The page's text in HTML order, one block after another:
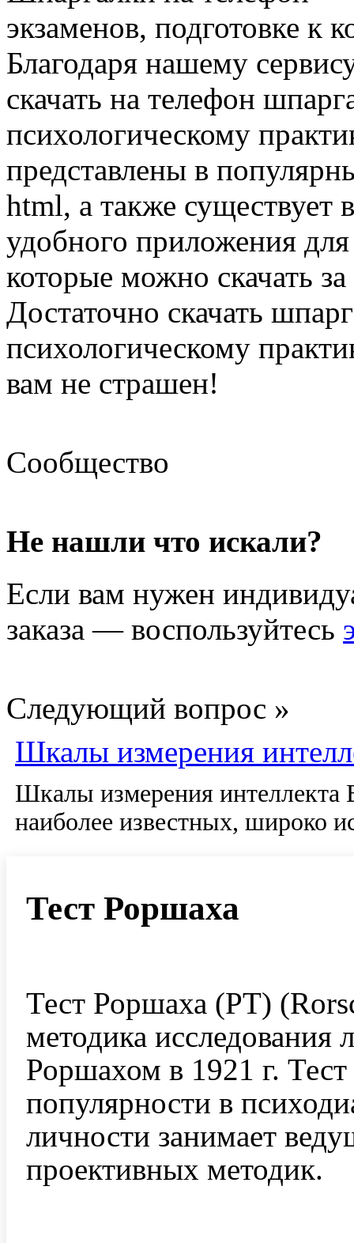
экзаменов, подготовке к
Благодаря нашему
скачать на телефон
психологическому
представлены в
html, а также существует
удобного приложения
которые можно скачать
Достаточно скачать
психологическому
вам не страшен!
Сообщество
Не нашли что искали?
Если вам нужен
заказа — воспользуйтесь
Следующий вопрос »
Шкалы измерения
Шкалы измерения
наиболее известных, широко
Тест Роршаха
Тест Роршаха (РТ)
методика исследования
Роршахом в 1921 г.
популярности в
личности занимает
проективных методик.